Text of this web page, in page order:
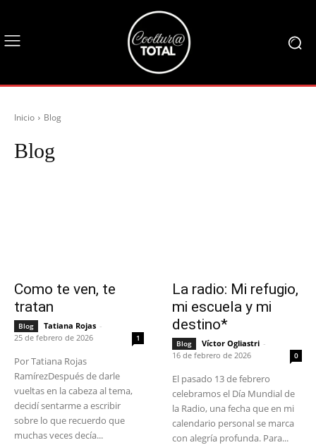
Inicio Blog
Blog
Como te ven, te
tratan
Blog Tatiana Rojas -
25 de febrero de 2026
1
Por Tatiana Rojas
RamírezDespués de darle
vueltas en la cabeza al tema,
decidí sentarme a escribir
sobre lo que recuerdo que
muchas veces decía...
La radio: Mi refugio,
mi escuela y mi
destino*
Blog Víctor Ogliastri -
16 de febrero de 2026
0
El pasado 13 de febrero
celebramos el Día Mundial de
la Radio, una fecha que en mi
calendario personal se marca
con alegría profunda. Para...